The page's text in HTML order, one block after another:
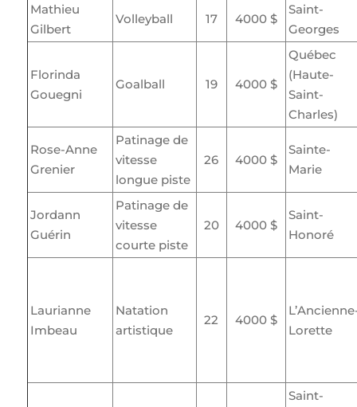
Mathieu
Gilbert
Volleyball 17 4000 $
Saint-
Georges
Florinda
Gouegni
Goalball 19 4000 $
Québec
(Haute-
Saint-
Charles)
Rose-Anne
Grenier
Patinage de
vitesse
longue piste
26 4000 $
Sainte-
Marie
Jordann
Guérin
Patinage de
vitesse
courte piste
20 4000 $
Saint-
Honoré
Laurianne
Imbeau
Natation
artistique
22 4000 $
Lorette
Saint-